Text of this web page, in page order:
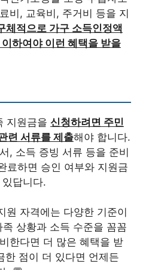
비, 교육비, 주거비 등을 지
체적으로 가구 소득인정액
하여야 이런 혜택을 받을
지원금을 신청하려면 주민
련 서류를 제출해야 합니다.
, 소득 증빙 서류 등을 준비
하면 승인 여부와 지원금
답니다.
원 자격에는 다양한 기준이
상황과 소득 수준을 꼼꼼
한다면 더 많은 혜택을 받
한 점이 더 있다면 언제든